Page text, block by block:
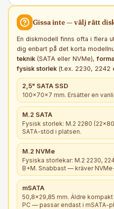
Gissa inte — välj rätt
En diskmodell finns ofta i flera
dig enbart på det korta
teknik (SATA eller NVMe),
fysisk storlek (t.ex. 2230, 2242
2,5" SATA SSD
100×70×7 mm. Ersätter en
M.2 SATA
Fysisk storlek: M.2 2280
SATA-stöd i platsen.
M.2 NVMe
Fysiska storlekar: M.2 2230,
B+M. Snabbast — kräver
mSATA
50,8×29,85 mm. Äldre
PC — passar endast i mSATA-